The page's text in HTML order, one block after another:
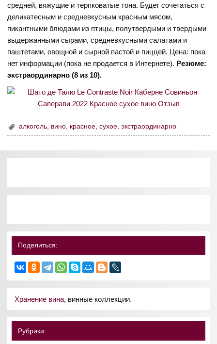
средней, вяжущие и терпковатые тона. Будет сочетаться с
деликатесным и средневкусным красным мясом,
пикантными блюдами из птицы, полутвердыми и твердыми
выдержанными сырами, средневкусными салатами и
паштетами, овощной и сырной пастой и пиццей. Цена: пока
нет информации (пока не продается в Интернете). Резюме:
экстраординарно (8 из 10).
алкоголь, вино, красное,сухое,экстраординарно
Поделиться:
Хранение вина, винные коллекции.
Рубрики